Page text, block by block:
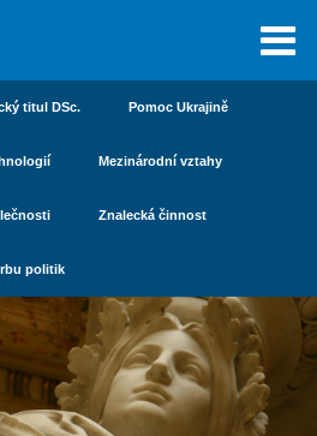
titul DSc. Pomoc Ukrajině
Mezinárodní vztahy
Znalecká činnost
politik